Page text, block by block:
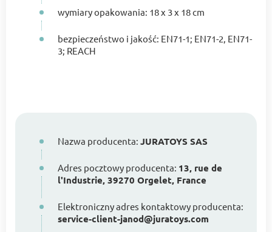
wymiary opakowania: 18 x 3 x 18 cm
bezpieczeństwo i jakość: EN71-1; EN71-2, EN71-
3; REACH
Nazwa producenta: JURATOYS SAS
Adres pocztowy producenta: 13, rue de
l'Industrie, 39270 Orgelet, France
Elektroniczny adres kontaktowy producenta:
service-client-janod@juratoys.com